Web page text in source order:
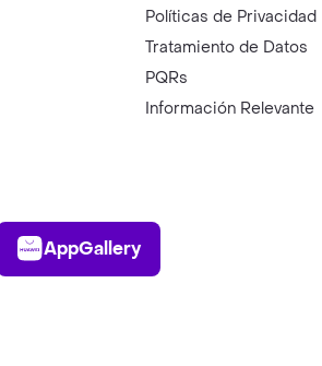
Políticas de Privacidad
Tratamiento de Datos
PQRs
Información Relevante
AppGallery
AppGallery